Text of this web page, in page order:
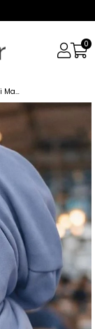
0
Nude Serisi Mavi Bere Bone ve Etol Takım